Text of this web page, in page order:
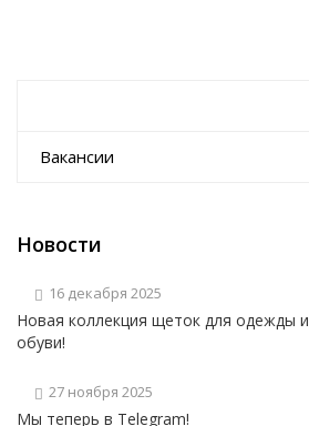
Вакансии
Новости
16 декабря 2025
Новая коллекция щеток для одежды и
обуви!
27 ноября 2025
Мы теперь в Telegram!